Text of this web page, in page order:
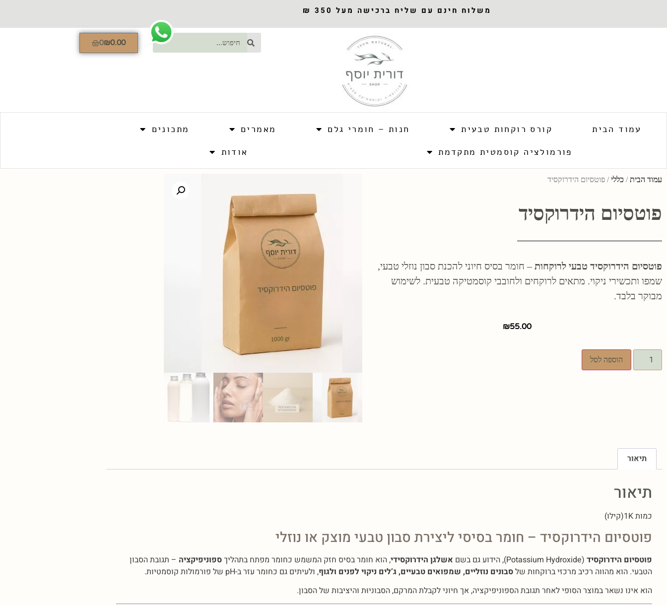
משלוח חינם עם שליח ברכישה מעל 350 ₪
₪0.00
0
עמוד הבית קורס רוקחות טבעית חנות – חומרי גלם מאמרים
מתכונים
פורמולציה קוסמטית מתקדמת
אודות
עמוד הבית/ כללי/ פוטסיום הידרוקסיד
פוטסיום הידרוקסיד
פוטסיום הידרוקסיד טבעי לרוקחות– חומר בסיס חיוני להכנת סבון נוזלי טבעי,
שמפו ותכשירי ניקוי. מתאים לרוקחים ולחובבי קוסמטיקה טבעית. לשימוש
מבוקר בלבד.
₪55.00
הוספה לסל
תיאור
תיאור
כמות 1K(קילו)
פוטסיום הידרוקסיד – חומר בסיסי ליצירת סבון טבעי מוצק או נוזלי
פוטסיום הידרוקסיד (Potassium Hydroxide), הידוע גם בשם אשלגן הידרוקסידי, הוא חומר בסיס חזק המשמש כחומר מפתח בתהליךספוניפיקציה – תגובת הסבון
הטבעי. הוא מהווה רכיב מרכזי ברוקחות שלסבונים נוזליים, שמפואים טבעיים, ג’לים ניקוי לפנים ולגוף, ולעיתים גם כחומר עזר ב-pH של פורמולות קוסמטיות.
הוא אינו נשאר במוצר הסופי לאחר תגובת הספוניפיקציה, אך חיוני לקבלת המרקם, הסבוניוּת והיציבות של הסבון.